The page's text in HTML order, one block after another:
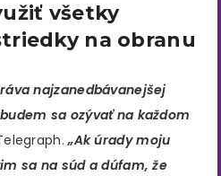
všetky
na obranu
najzanedbávanejšej
sa ozývať na každom
„Ak úrady moju
sa na súd a dúfam, že